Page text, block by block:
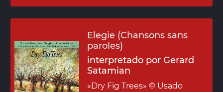
Elegie (Chansons sans
paroles)
interpretado por Gerard
Satamian
«Dry Fig Trees» © Usado